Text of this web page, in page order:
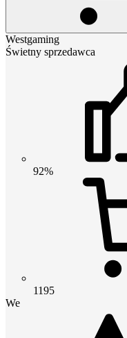
Westgaming
Świetny sprzedawca
92%
1195
We